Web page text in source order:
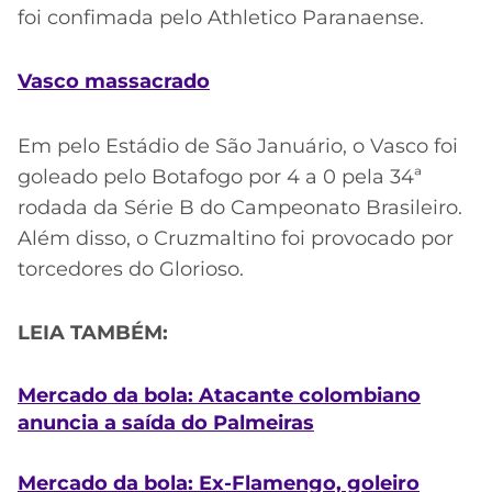
foi confimada pelo Athletico Paranaense.
Vasco massacrado
Em pelo Estádio de São Januário, o Vasco foi
goleado pelo Botafogo por 4 a 0 pela 34ª
rodada da Série B do Campeonato Brasileiro.
Além disso, o Cruzmaltino foi provocado por
torcedores do Glorioso.
LEIA TAMBÉM:
Mercado da bola: Atacante colombiano
anuncia a saída do Palmeiras
Mercado da bola: Ex-Flamengo, goleiro